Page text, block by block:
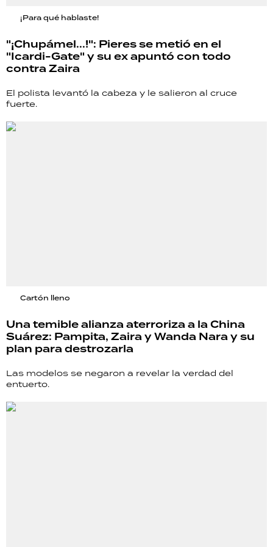
¡Para qué hablaste!
"¡Chupámel...!": Pieres se metió en el
"Icardi-Gate" y su ex apuntó con todo
contra Zaira
El polista levantó la cabeza y le salieron al cruce
fuerte.
Cartón lleno
Una temible alianza aterroriza a la China
Suárez: Pampita, Zaira y Wanda Nara y su
plan para destrozarla
Las modelos se negaron a revelar la verdad del
entuerto.